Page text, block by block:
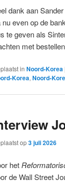
dank aan
nu even op de
te geven als
met
in Noord-Korea
Korea, Noord-
op3 juli 2026
het
de Wall Street